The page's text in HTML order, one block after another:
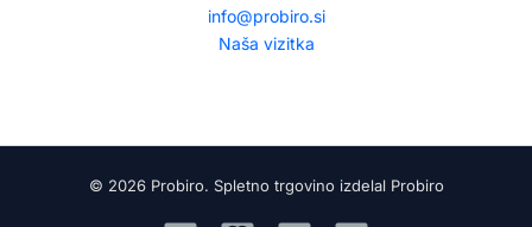
info@probiro.si
Naša vizitka
© 2026 Probiro. Spletno trgovino izdelal Probiro